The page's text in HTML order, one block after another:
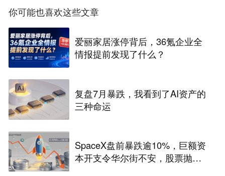
你可能也喜欢这些文章
爱丽家居涨停背后，36氪企业全
情报提前发现了什么？
复盘7月暴跌，我看到了AI资产的
三种命运
SpaceX盘前暴跌逾10%，巨额资
本开支令华尔街不安，股票抛